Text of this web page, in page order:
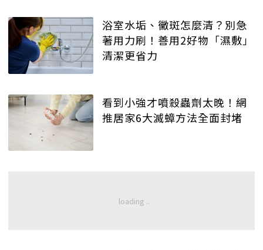
浴室水垢、黴斑怎麼清？別急
著用力刷！善用2好物「濕敷」
清潔更省力
看到小強才噴殺蟲劑太晚！網
推居家6大滅蟑方法全面封堵